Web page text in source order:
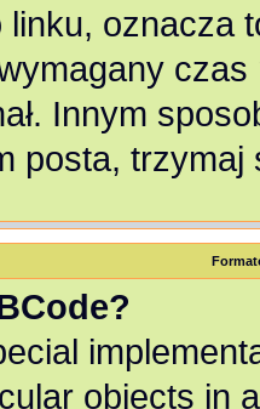
oznacza
Innym
posta,
objects in